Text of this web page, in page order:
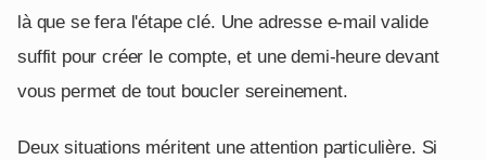
là que se fera l'étape clé. Une adresse e-mail valide
suffit pour créer le compte, et une demi-heure devant
vous permet de tout boucler sereinement.
Deux situations méritent une attention particulière. Si